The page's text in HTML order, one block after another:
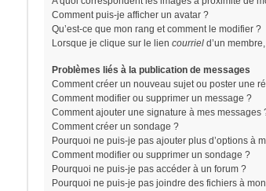
Comment puis-je afficher un avatar ?
Qu’est-ce que mon rang et comment le modifier ?
Lorsque je clique sur le lien courrield’un
Problèmes liés à la publication de messages
Comment créer un nouveau sujet ou poster une
Comment modifier ou supprimer un message ?
Comment ajouter une signature à mes messages
Comment créer un sondage ?
Pourquoi ne puis-je pas ajouter plus d’options à
Comment modifier ou supprimer un sondage ?
Pourquoi ne puis-je pas accéder à un forum ?
Pourquoi ne puis-je pas joindre des fichiers à